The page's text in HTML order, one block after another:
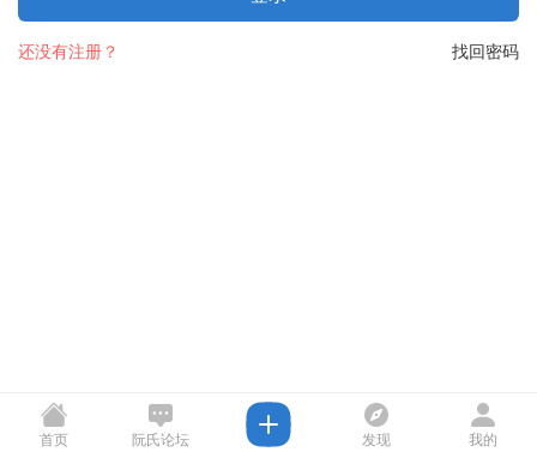
找回密码
还没有注册？
首页 阮氏论坛 发现 我的